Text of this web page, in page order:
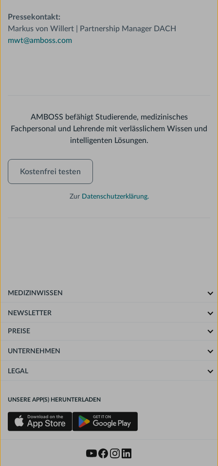
AMBOSS befähigt Studierende, medizinisches
Fachpersonal und Lehrende mit verlässlichem Wissen und
intelligenten Lösungen.
testen
Kostenfrei testen
Zur Datenschutzerklärung.
Pressekontakt:
Markus von Willert | Partnership Manager DACH
mwt@amboss.com
MEDIZINWISSEN
NEWSLETTER
PREISE
UNTERNEHMEN
LEGAL
UNSERE APP(S) HERUNTERLADEN